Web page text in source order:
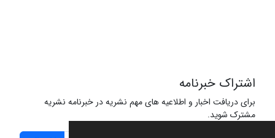
اشتراک خبرنامه
برای دریافت اخبار و اطلاعیه های مهم نشریه در خبرنامه نشریه
مشترک شوید.